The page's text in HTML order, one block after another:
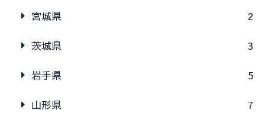
宮城県 2
茨城県 3
岩手県 5
山形県 7